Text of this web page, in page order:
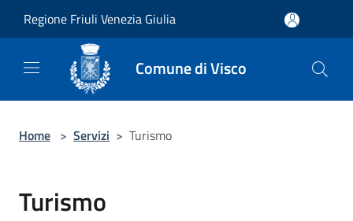
Regione Friuli Venezia Giulia
Comune di Visco
Home > Servizi > Turismo
Turismo